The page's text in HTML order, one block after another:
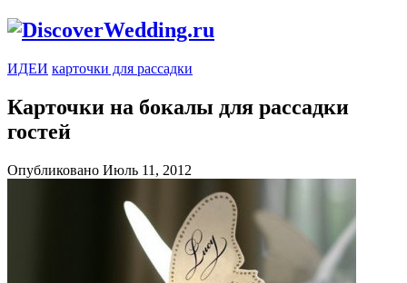
ИДЕИ карточки для рассадки
Карточки на бокалы для рассадки
гостей
Опубликовано Июль 11, 2012